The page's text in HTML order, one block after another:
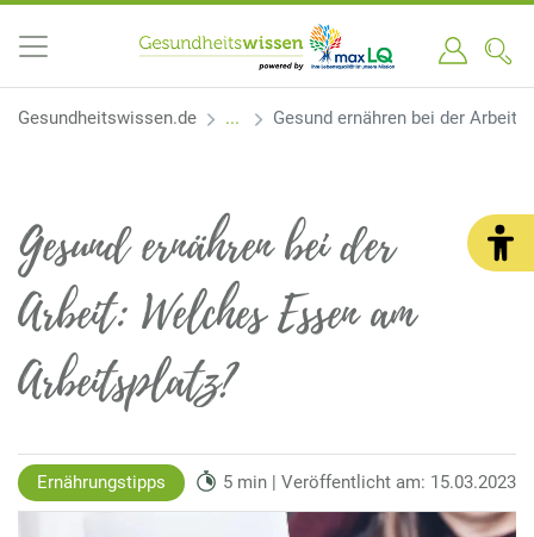
Gesundheitswissen.de Gesund ernähren bei der
Gesund ernähren bei der
Arbeit: Welches Essen am
Arbeitsplatz?
Ernährungstipps 5 min | Veröffentlicht am: 15.03.2023